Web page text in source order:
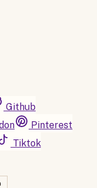
Github
Pinterest
Tiktok